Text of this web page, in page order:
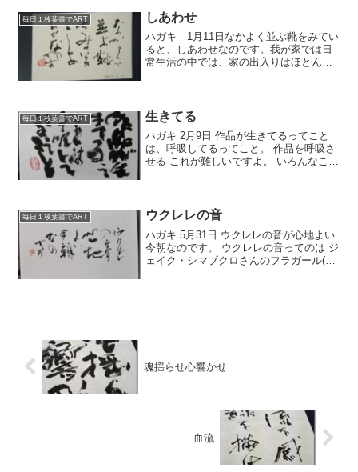
ぁ。 何歳...
毎日１枚葉書でART しあわせ
ハガキ 1月11日なかよく並ぶ靴をみてい
ると、しあわせなのです。我が家では日
常生活の中では、家の出入りはほとんど
ときもあるのです。昨...
毎日１枚葉書でART 生きてる
ハガキ 2月9日 作品が生きてるってこと
は、呼吸してるってこと。 作品を呼吸さ
せる これが難しいですよ。 いろんなこと
毎日１枚葉書でART ウクレレの音
ハガキ 5月31日 ウクレレの音が心地よい
今朝なのです。 ウクレレの音ってのは ジ
ェイク・シマブクロさんのフラガール(ア
魂揺らせ心響かせ
血流